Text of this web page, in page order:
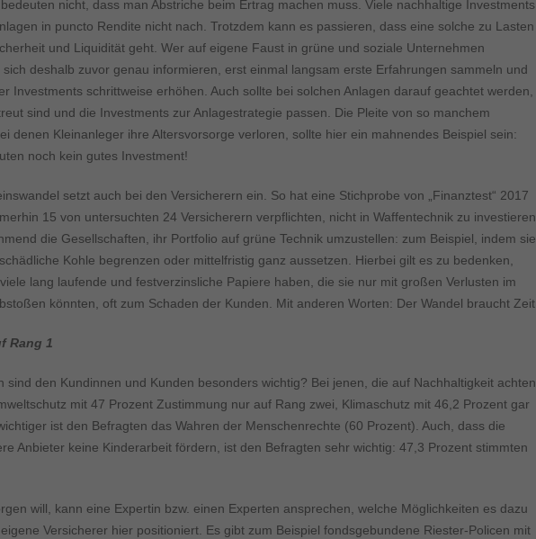
nicht, dass man Abstriche beim Ertrag machen muss. Viele nachhaltige Investments
in puncto Rendite nicht nach. Trotzdem kann es passieren, dass eine solche zu Lasten
und Liquidität geht. Wer auf eigene Faust in grüne und soziale Unternehmen
sich deshalb zuvor genau informieren, erst einmal langsam erste Erfahrungen sammeln und
Investments schrittweise erhöhen. Auch sollte bei solchen Anlagen darauf geachtet werden,
sind und die Investments zur Anlagestrategie passen. Die Pleite von so manchem
denen Kleinanleger ihre Altersvorsorge verloren, sollte hier ein mahnendes Beispiel sein:
noch kein gutes Investment!
setzt auch bei den Versicherern ein. So hat eine Stichprobe von „Finanztest“ 2017
15 von untersuchten 24 Versicherern verpflichten, nicht in Waffentechnik zu
die Gesellschaften, ihr Portfolio auf grüne Technik umzustellen: zum Beispiel, indem sie
Kohle begrenzen oder mittelfristig ganz aussetzen. Hierbei gilt es zu bedenken,
lang laufende und festverzinsliche Papiere haben, die sie nur mit großen Verlusten im
könnten, oft zum Schaden der Kunden. Mit anderen Worten: Der Wandel braucht
Rang 1
sind den Kundinnen und Kunden besonders wichtig? Bei jenen, die auf Nachhaltigkeit
mit 47 Prozent Zustimmung nur auf Rang zwei, Klimaschutz mit 46,2 Prozent gar
ist den Befragten das Wahren der Menschenrechte (60 Prozent). Auch, dass die
Anbieter keine Kinderarbeit fördern, ist den Befragten sehr wichtig: 47,3 Prozent stimmten
will, kann eine Expertin bzw. einen Experten ansprechen, welche Möglichkeiten es dazu
Versicherer hier positioniert. Es gibt zum Beispiel fondsgebundene Riester-Policen mit
Cookie-Informationen anzeigen
powered by Borlabs Cookie